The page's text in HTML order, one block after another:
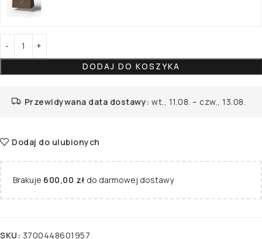
DODAJ DO KOSZYKA
Przewidywana data dostawy: wt., 11.08. – czw., 13.08.
Dodaj do ulubionych
Brakuje 600,00 zł do darmowej dostawy
SKU: 3700448601957